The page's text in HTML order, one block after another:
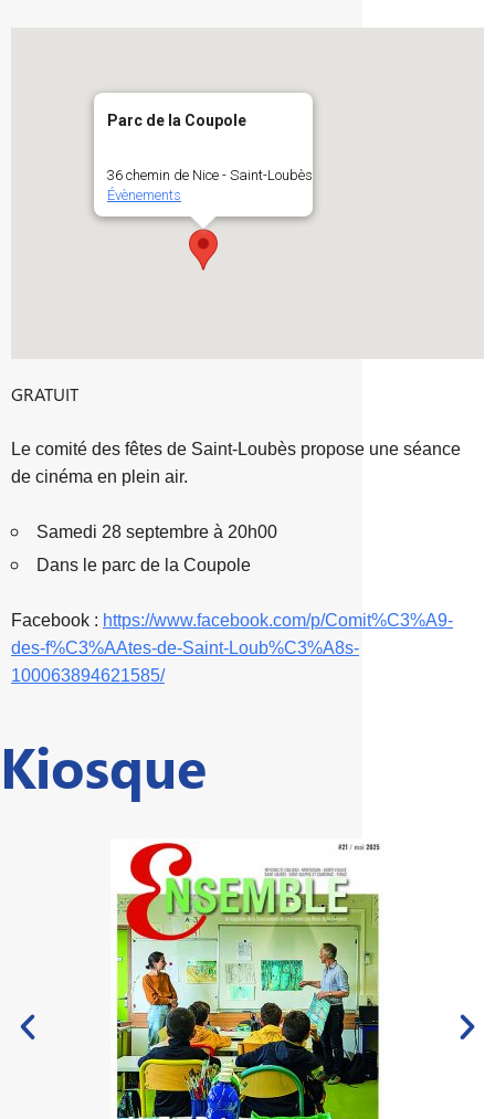
Parc de la Coupole
36 chemin de Nice - Saint-Loubès
Évènements
GRATUIT
Le comité des fêtes de Saint-Loubès propose une séance
de cinéma en plein air.
Samedi 28 septembre à 20h00
Dans le parc de la Coupole
Facebook : https://www.facebook.com/p/Comit%C3%A9-
des-f%C3%AAtes-de-Saint-Loub%C3%A8s-
100063894621585/
Kiosque